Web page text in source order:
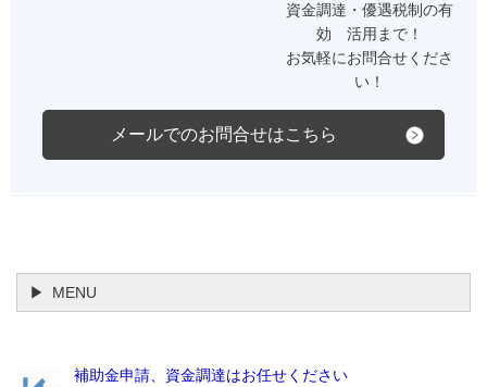
資金調達・優遇税制の有
効 活用まで！
お気軽にお問合せくださ
い！
メールでのお問合せはこちら
MENU
補助金申請、資金調達はお任せください